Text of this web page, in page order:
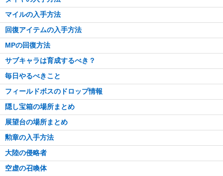
マイルの入手方法
回復アイテムの入手方法
MPの回復方法
サブキャラは育成するべき？
毎日やるべきこと
フィールドボスのドロップ情報
隠し宝箱の場所まとめ
展望台の場所まとめ
勲章の入手方法
大陸の侵略者
空虚の召喚体